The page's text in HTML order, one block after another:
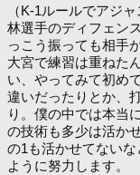
（K-1ルールでアジ
林選手のディフェン
っこう振っても相手
大宮で練習は重ねた
い、やってみて初め
違いだったりとか、
り。僕の中では本当
の技術も多少は活か
の1も活かせてない
ように努力します。